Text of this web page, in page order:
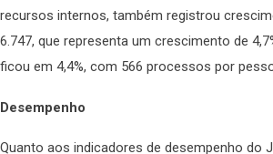
recursos internos, também registrou
6.747, que representa um crescimento de
ficou em 4,4%, com 566 processos por
Desempenho
Quanto aos indicadores de desempenho do